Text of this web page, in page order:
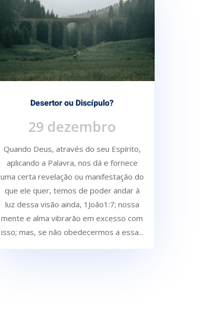
Desertor ou Discípulo?
29 dezembro
Quando Deus, através do seu Espírito,
aplicando a Palavra, nos dá e fornece
uma certa re­velação ou manifestação do
que ele quer, temos de poder andar à
luz dessa visão ainda, 1João1:7; nossa
mente e alma vibrarão em excesso com
isso; mas, se não obedecermos a essa...